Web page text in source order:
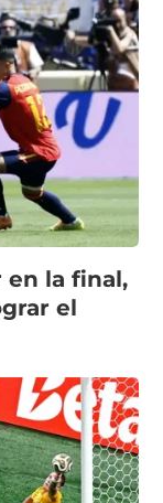
en la final,
el